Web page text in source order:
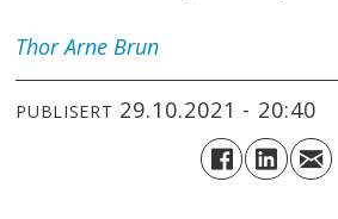
Thor Arne Brun
PUBLISERT 29.10.2021 - 20:40